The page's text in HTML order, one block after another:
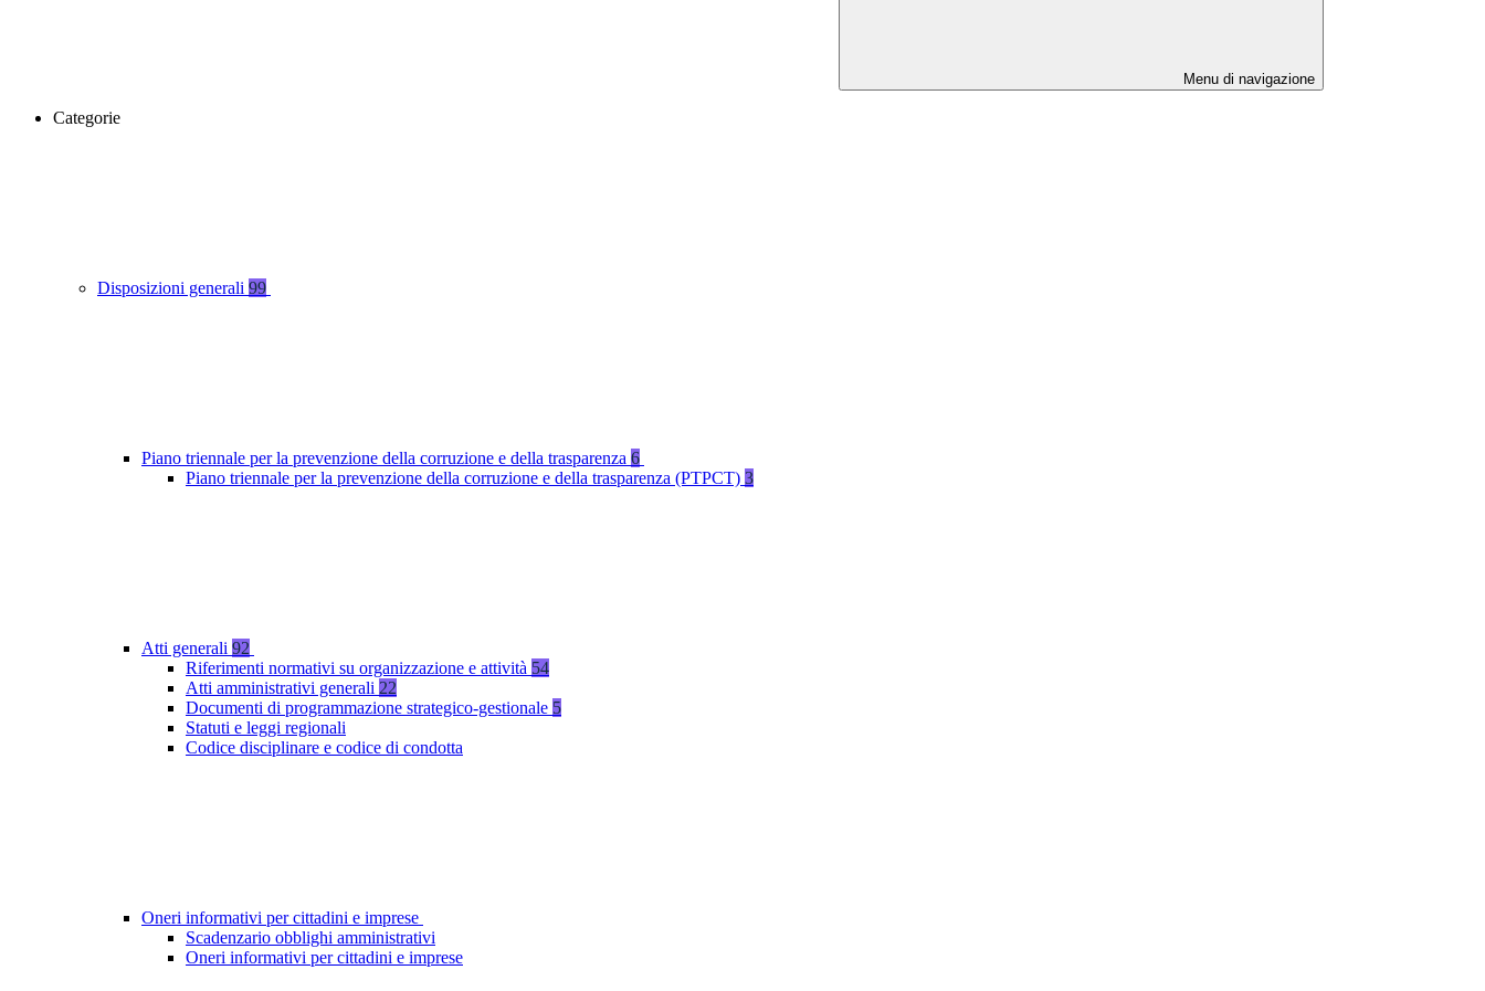
Menu di navigazione
Categorie
Disposizioni generali 99
Piano triennale per la prevenzione della corruzione e della trasparenza 6
Piano triennale per la prevenzione della corruzione e della trasparenza (PTPCT) 3
Atti generali 92
Riferimenti normativi su organizzazione e attività 54
Atti amministrativi generali 22
Documenti di programmazione strategico-gestionale 5
Statuti e leggi regionali
Codice disciplinare e codice di condotta
Oneri informativi per cittadini e imprese
Scadenzario obblighi amministrativi
Oneri informativi per cittadini e imprese